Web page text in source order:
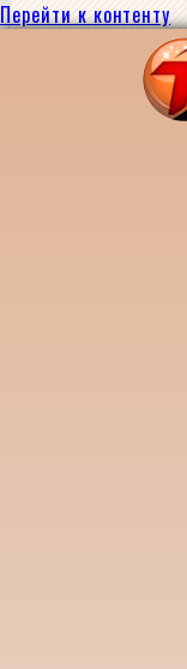
Перейти к контенту